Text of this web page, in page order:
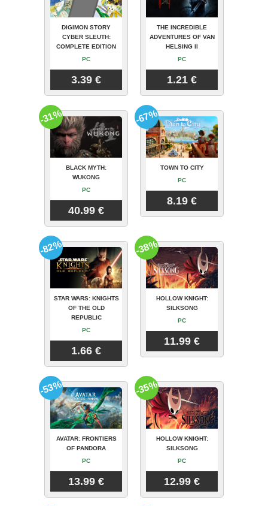
DIGIMON STORY
CYBER SLEUTH:
COMPLETE EDITION
PC
3.39 €
THE INCREDIBLE
ADVENTURES OF VAN
HELSING II
PC
1.21 €
BLACK MYTH:
WUKONG
PC
40.99 €
-31%
TOWN TO CITY
PC
8.19 €
-67%
STAR WARS: KNIGHTS
OF THE OLD
REPUBLIC
PC
1.66 €
-82%
HOLLOW KNIGHT:
SILKSONG
PC
11.99 €
-38%
AVATAR: FRONTIERS
OF PANDORA
PC
13.99 €
-53%
HOLLOW KNIGHT:
SILKSONG
PC
12.99 €
-35%